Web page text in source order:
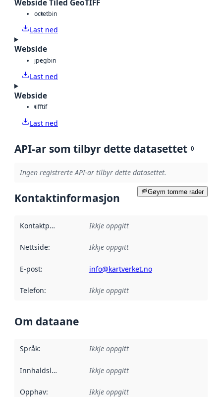
Webside Tiled GeoTIFF
octetbin
Last ned
Webside
jpegbin
Last ned
Webside
tifftif
Last ned
API-ar som tilbyr dette datasettet 0
Ingen registrerte API-ar tilbyr dette datasettet.
Gøym tomme rader
Kontaktinformasjon
Kontaktpunkt Ikkje oppgitt
Nettside: Ikkje oppgitt
E-post: info@kartverket.no
Telefon: Ikkje oppgitt
Om dataane
Språk: Ikkje oppgitt
Innhaldsleverandørar :
Ikkje oppgitt
Opphav: Ikkje oppgitt